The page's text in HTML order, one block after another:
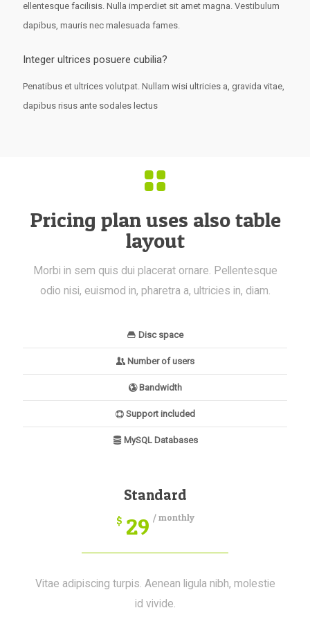
ellentesque facilisis. Nulla imperdiet sit amet magna. Vestibulum
dapibus, mauris nec malesuada fames.
Integer ultrices posuere cubilia?
Penatibus et ultrices volutpat. Nullam wisi ultricies a, gravida vitae,
dapibus risus ante sodales lectus
Pricing plan uses also table
layout
Morbi in sem quis dui placerat ornare. Pellentesque
odio nisi, euismod in, pharetra a, ultricies in, diam.
Disc space
Number of users
Bandwidth
Support included
MySQL Databases
Standard
$ 29 / monthly
Vitae adipiscing turpis. Aenean ligula nibh, molestie
id vivide.